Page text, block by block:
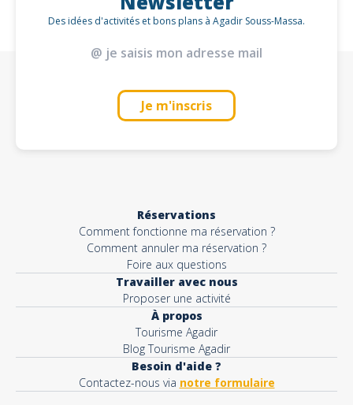
Des idées d'activités et bons plans à Agadir Souss-Massa.
Je m'inscris
Réservations
Comment fonctionne ma réservation ?
Comment annuler ma réservation ?
Foire aux questions
Travailler avec nous
Proposer une activité
À propos
Tourisme Agadir
Blog Tourisme Agadir
Besoin d'aide ?
Contactez-nous via notre formulaire